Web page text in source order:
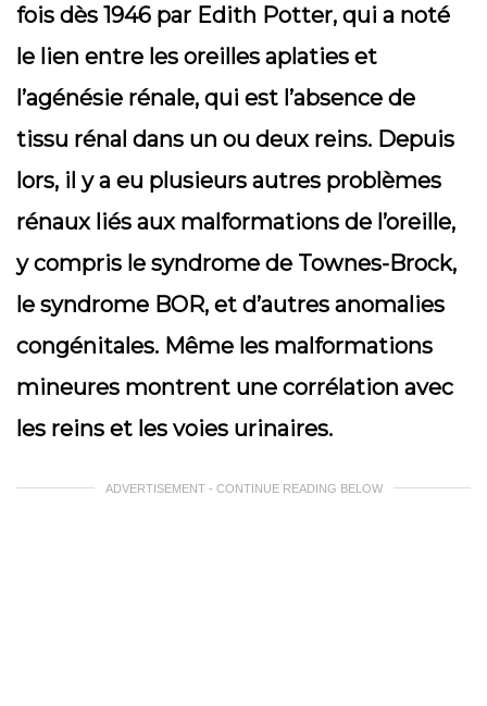
fois dès 1946 par Edith Potter, qui a noté
le lien entre les oreilles aplaties et
l’agénésie rénale, qui est l’absence de
tissu rénal dans un ou deux reins. Depuis
lors, il y a eu plusieurs autres problèmes
rénaux liés aux malformations de l’oreille,
y compris le syndrome de Townes-Brock,
le syndrome BOR, et d’autres anomalies
congénitales. Même les malformations
mineures montrent une corrélation avec
les reins et les voies urinaires.
ADVERTISEMENT - CONTINUE READING BELOW